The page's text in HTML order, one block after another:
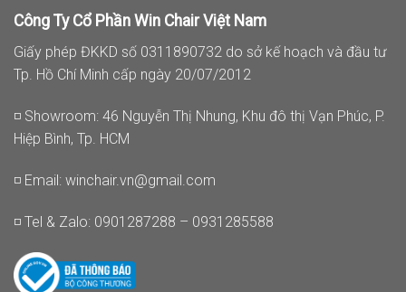
Công Ty Cổ Phần Win Chair Việt Nam
Giấy phép ĐKKD số 0311890732 do sở kế hoạch và đầu tư
Tp. Hồ Chí Minh cấp ngày 20/07/2012
◽ Showroom: 46 Nguyễn Thị Nhung, Khu đô thị Vạn Phúc, P.
Hiệp Bình, Tp. HCM
◽ Email: winchair.vn@gmail.com
◽ Tel & Zalo: 0901287288 – 0931285588